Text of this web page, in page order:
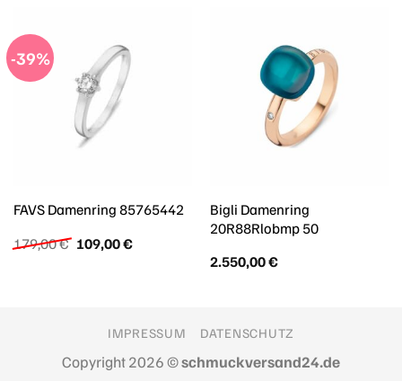
-39%
FAVS Damenring 85765442
179,00€ Ursprünglicher
Preis
109,00€Aktueller
Bigli Damenring
20R88Rlobmp 50
2.550,00€
IMPRESSUM DATENSCHUTZ
Copyright 2026 ©schmuckversand24.de